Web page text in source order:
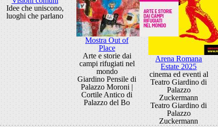
Idee che uniscono,
luoghi che parlano
Arena Romana
Estate 2025
cinema ed eventi al
Teatro Giardino di
Palazzo
Zuckermann
Teatro Giardino di
Palazzo
Zuckermann
Mostra Out of
Place
Arte e storie dai
campi rifugiati nel
mondo
Giardino Pensile di
Palazzo Moroni |
Cortile Antico di
Palazzo del Bo